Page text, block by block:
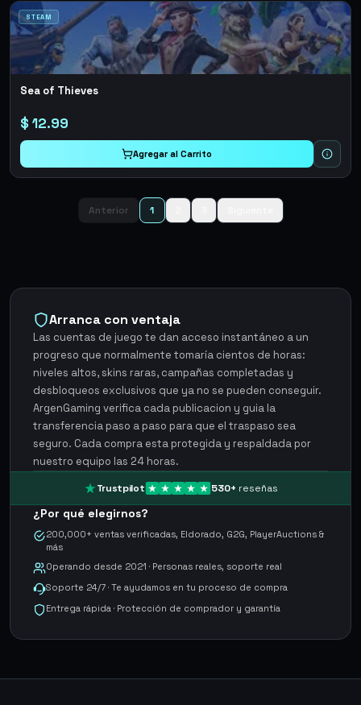
STEAM
Sea of Thieves
$ 12.99
Agregar al Carrito
Anterior 1
Arranca con ventaja
Las cuentas de juego te dan acceso instantáneo a un
progreso que normalmente tomaría cientos de horas:
niveles altos, skins raras, campañas completadas y
desbloqueos exclusivos que ya no se pueden conseguir.
ArgenGaming verifica cada publicacion y guia la
transferencia paso a paso para que el traspaso sea
seguro. Cada compra esta protegida y respaldada por
nuestro equipo las 24 horas.
Trustpilot 530+ reseñas
¿Por qué elegirnos?
200,000+ ventas verificadas, Eldorado, G2G, PlayerAuctions &
más
Operando desde 2021 · Personas reales, soporte real
Soporte 24/7 · Te ayudamos en tu proceso de compra
Entrega rápida · Protección de comprador y garantía